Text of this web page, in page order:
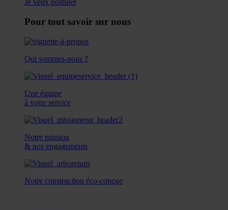
Je veux postuler
Pour tout savoir sur nous
Qui sommes-nous ?
Une équipe
à votre service
Notre mission
& nos engagements
Notre construction éco-conçue